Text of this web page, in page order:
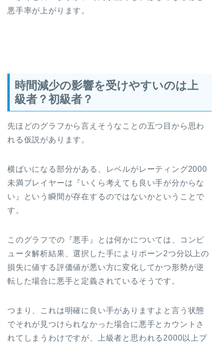
悪手率が上がります。
時間減少の影響を受けやすいのは上
級者？初級者？
先ほどのグラフから言えそうなことの五つ目から思わ
れる仮説があります。
横ばいになる部分がある、レベルがレーティング2000
未満プレイヤーは『いくら考えても良い手が分からな
い』という瞬間が存在するのではないかということで
す。
このグラフでの『悪手』とは何かについては、コンピ
ュータ解析結果、選択した手によりポーン2つ分以上の
損失に値する評価値が悪い方に変化してかつ形勢が逆
転した場合に悪手と定義されているそうです。
つまり、これは明確に良い手がありますよと言う状態
でそれが見つけられなかった場合に悪手とカウントさ
れてしまうわけですが、上級者と思われる2000以上プ